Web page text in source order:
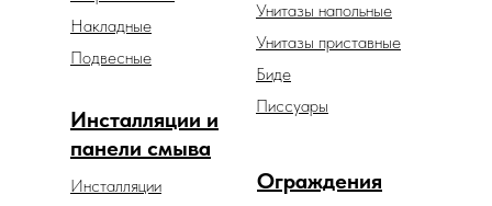
Унитазы напольные
Унитазы приставные
Накладные
Подвесные
Ограждения
Биде
Инсталляции и
панели смыва
Инсталляции
Писсуары